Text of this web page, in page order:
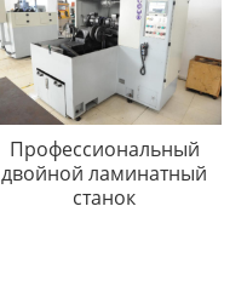
Профессиональный
двойной ламинатный
станок